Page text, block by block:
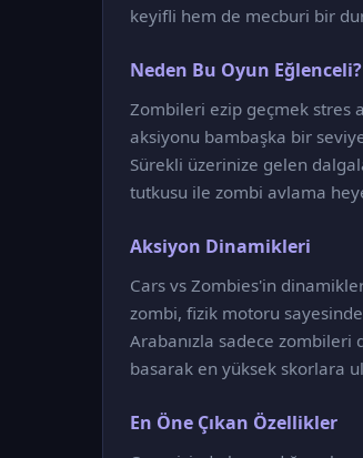
keyifli hem de mecburi bir
Neden Bu Oyun Eğlenceli?
Zombileri ezip geçmek stres
aksiyonu bambaşka bir
Sürekli üzerinize gelen
tutkusu ile zombi avlama
Aksiyon Dinamikleri
Cars vs Zombies'in
zombi, fizik motoru
Arabanızla sadece zombileri
basarak en yüksek skorlara
En Öne Çıkan Özellikler